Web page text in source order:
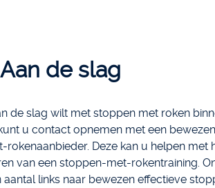
Aan de slag
de slag wilt met stoppen met roken
u contact opnemen met een
Deze kan u helpen met
van een stoppen-met-rokentraining.
aantal links naar bewezen effectieve